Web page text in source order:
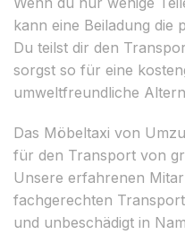
kann eine Beiladung die
Du teilst dir den
sorgst so für eine
umweltfreundliche
Das Möbeltaxi von
für den Transport von
Unsere erfahrenen
fachgerechten
und unbeschädigt in